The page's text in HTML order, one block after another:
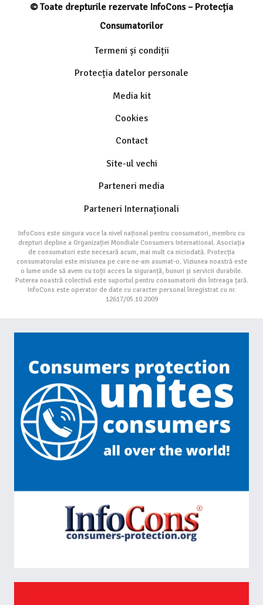
© Toate drepturile rezervate InfoCons – Protecția
Consumatorilor
Termeni și condiții
Protecția datelor personale
Media kit
Cookies
Contact
Site-ul vechi
Parteneri media
Parteneri Internaționali
InfoCons este singura voce la nivel național pentru consumatori, membru cu
drepturi depline a Organizației Mondiale Consumers International. Asociația
de consumatori este necesară acum, mai mult ca niciodată. Protecția
consumatorului este misiunea pe care ne-am asumat-o. Viziunea noastră este
o lume unde să avem cu toții acces la siguranță, bunuri și servicii durabile.
Puterea noastră colectivă este suportul pentru consumatorii din întreaga țară.
InfoCons este operator de date cu caracter personal înregistrat cu nr.
12617/05.10.2009